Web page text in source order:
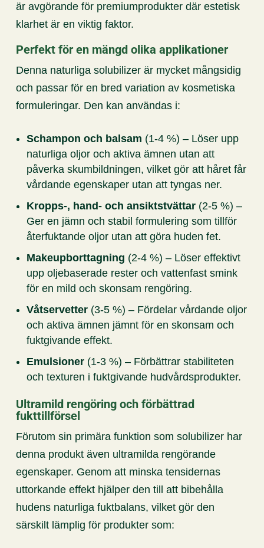
är avgörande för premiumprodukter där estetisk
klarhet är en viktig faktor.
Perfekt för en mängd olika applikationer
Denna naturliga solubilizer är mycket mångsidig
och passar för en bred variation av kosmetiska
formuleringar. Den kan användas i:
Schampon och balsam (1-4 %) – Löser upp
naturliga oljor och aktiva ämnen utan att
påverka skumbildningen, vilket gör att håret får
vårdande egenskaper utan att tyngas ner.
Kropps-, hand- och ansiktstvättar (2-5 %) –
Ger en jämn och stabil formulering som tillför
återfuktande oljor utan att göra huden fet.
Makeupborttagning (2-4 %) – Löser effektivt
upp oljebaserade rester och vattenfast smink
för en mild och skonsam rengöring.
Våtservetter (3-5 %) – Fördelar vårdande oljor
och aktiva ämnen jämnt för en skonsam och
fuktgivande effekt.
Emulsioner (1-3 %) – Förbättrar stabiliteten
och texturen i fuktgivande hudvårdsprodukter.
Ultramild rengöring och förbättrad
fukttillförsel
Förutom sin primära funktion som solubilizer har
denna produkt även ultramilda rengörande
egenskaper. Genom att minska tensidernas
uttorkande effekt hjälper den till att bibehålla
hudens naturliga fuktbalans, vilket gör den
särskilt lämplig för produkter som: